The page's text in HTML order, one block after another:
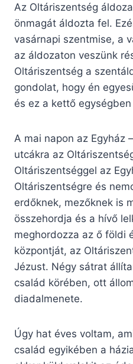
Az Oltáriszentség
önmagát áldozta fel.
vasárnapi szentmise, a
az áldozaton veszünk
Oltáriszentség a
gondolat, hogy én
és ez a kettő
A mai napon az Egyház
utcákra az
Oltáriszentséggel az
Oltáriszentségre és
erdőknek, mezőknek is
összehordja és a hívő
meghordozza az ő földi
központját, az
Jézust. Négy sátrat
család körében, ott
diadalmenete.
Úgy hat éves voltam,
család egyikében a